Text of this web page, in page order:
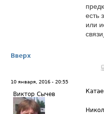
есть
или
связи
Вверх
10 января, 2016 - 20:55
Виктор Сычев